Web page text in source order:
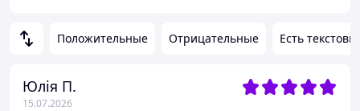
Положительные Отрицательные Есть
Юлія П.
15.07.2026